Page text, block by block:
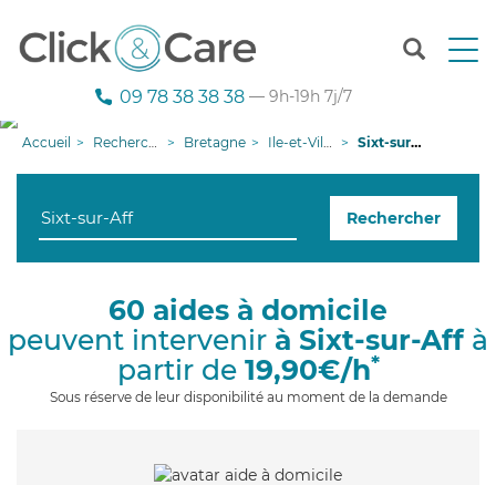
T
n
g
i
09 78 38 38 38 — 9h-19h 7j/7
Accueil Recherche aide à domicile Bretagne Ile-et-Vilaine Sixt-sur-Aff
Rechercher
60 aides à domicile
peuvent intervenir à Sixt-sur-Affà
partir de 19,90€/h*
Sous réserve de leur disponibilité au moment de la demande